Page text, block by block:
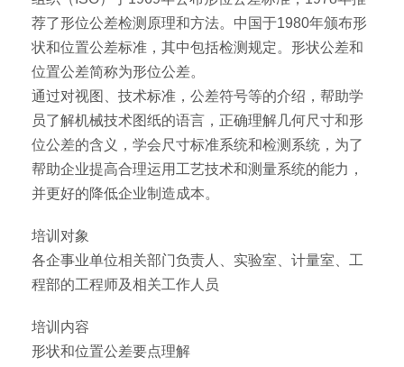
荐了形位公差检测原理和方法。中国于1980年颁布形
状和位置公差标准，其中包括检测规定。形状公差和
位置公差简称为形位公差。
通过对视图、技术标准，公差符号等的介绍，帮助学
员了解机械技术图纸的语言，正确理解几何尺寸和形
位公差的含义，学会尺寸标准系统和检测系统，为了
帮助企业提高合理运用工艺技术和测量系统的能力，
并更好的降低企业制造成本。
培训对象
各企事业单位相关部门负责人、实验室、计量室、工
程部的工程师及相关工作人员
培训内容
形状和位置公差要点理解